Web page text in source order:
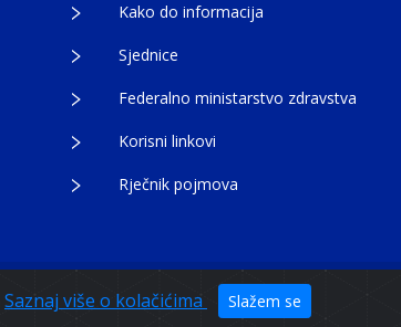
Saznaj više o kolačićima Slažem se
Kako do informacija
Sjednice
Federalno ministarstvo zdravstva
Korisni linkovi
Rječnik pojmova